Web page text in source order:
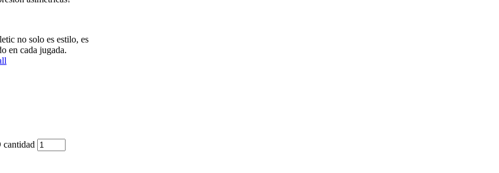
no solo es estilo, es
en cada jugada.